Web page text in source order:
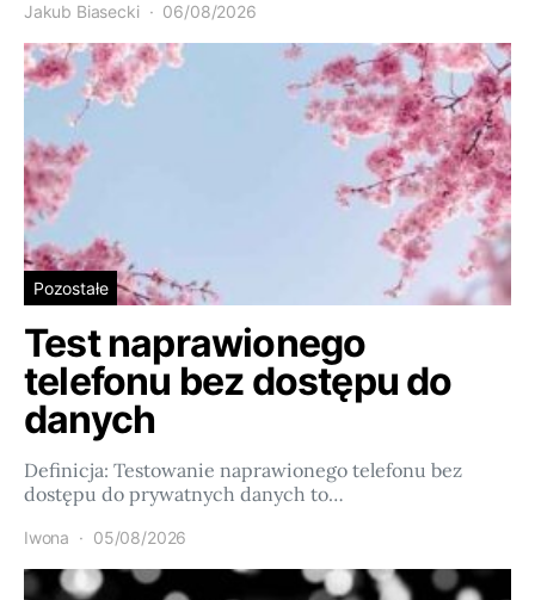
Jakub Biasecki 06/08/2026
Pozostałe
Test naprawionego
telefonu bez dostępu do
danych
Definicja: Testowanie naprawionego telefonu bez
dostępu do prywatnych danych to…
Iwona 05/08/2026